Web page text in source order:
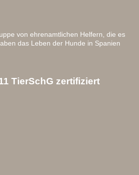
von ehrenamtlichen Helfern, die es
das Leben der Hunde in Spanien
TierSchG zertifiziert